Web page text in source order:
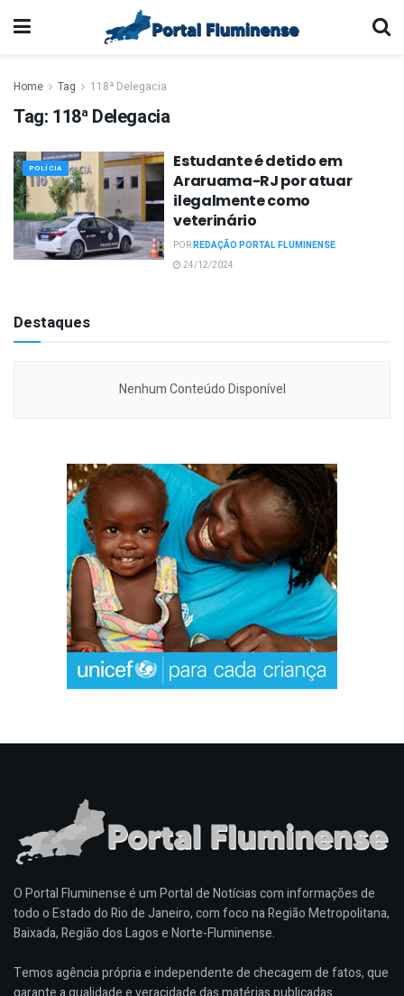
Home Tag 118ª Delegacia
Tag: 118ª Delegacia
POLÍCIA
Estudante é detido em
Araruama-RJ por atuar
ilegalmente como
veterinário
PORREDAÇÃO PORTAL FLUMINENSE
24/12/2024
Destaques
Nenhum Conteúdo Disponível
O Portal Fluminense é um Portal de Notícias com informações de
todo o Estado do Rio de Janeiro, com foco na Região Metropolitana,
Baixada, Região dos Lagos e Norte-Fluminense.
Temos agência própria e independente de checagem de fatos, que